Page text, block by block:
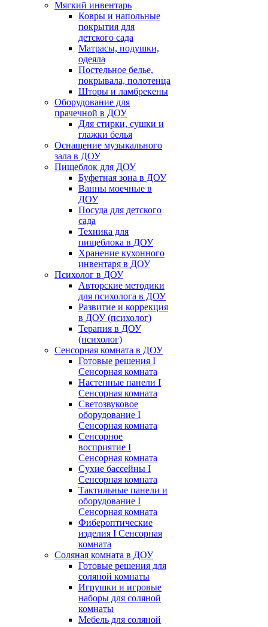
Мягкий инвентарь
Ковры и напольные
покрытия для
детского сада
Матрасы, подушки,
одеяла
Постельное белье,
покрывала, полотенца
Шторы и ламбрекены
Оборудование для
прачечной в ДОУ
Для стирки, сушки и
глажки белья
Оснащение музыкального
зала в ДОУ
Пищеблок для ДОУ
Буфетная зона в ДОУ
Ванны моечные в
ДОУ
Посуда для детского
сада
Техника для
пищеблока в ДОУ
Хранение кухонного
инвентаря в ДОУ
Психолог в ДОУ
Авторские методики
для психолога в ДОУ
Развитие и коррекция
в ДОУ (психолог)
Терапия в ДОУ
(психолог)
Сенсорная комната в ДОУ
Готовые решения I
Сенсорная комната
Настенные панели I
Сенсорная комната
Светозвуковое
оборудование I
Сенсорная комната
Сенсорное
восприятие I
Сенсорная комната
Сухие бассейны I
Сенсорная комната
Тактильные панели и
оборудование I
Сенсорная комната
Фибероптические
изделия I Сенсорная
комната
Соляная комната в ДОУ
Готовые решения для
соляной комнаты
Игрушки и игровые
наборы для соляной
комнаты
Мебель для соляной